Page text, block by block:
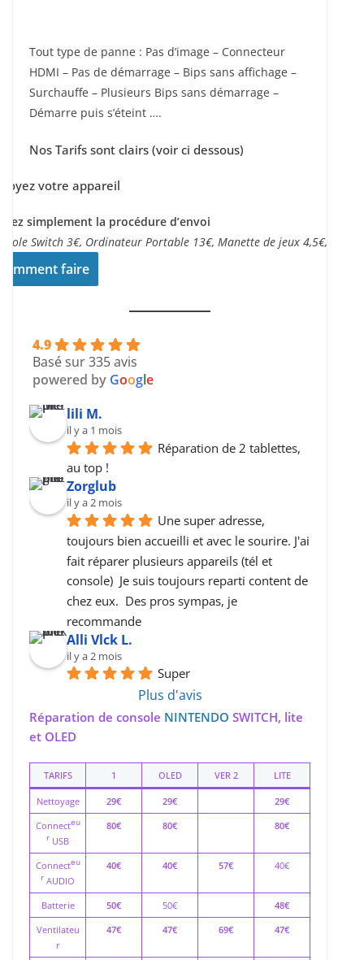
Tout type de panne : Pas d’image – Connecteur
HDMI – Pas de démarrage – Bips sans affichage –
Surchauffe – Plusieurs Bips sans démarrage –
Démarre puis s’éteint ….
Nos Tarifs sont clairs (voir ci dessous)
votre appareil
simplement la procédure d’envoi
Switch 3€, Ordinateur Portable 13€, Manette de jeux 4,5€,..
faire
4.9
Basé sur 335 avis
powered by Google
lili M.
il y a 1 mois
Réparation de 2 tablettes,
au top !
Zorglub
il y a 2 mois
Une super adresse,
toujours bien accueilli et avec le sourire. J'ai
fait réparer plusieurs appareils (tél et
console)  Je suis toujours reparti content de
chez eux.  Des pros sympas, je
recommande
Alli Vlck L.
il y a 2 mois
Super
Plus d'avis
Réparation de console NINTENDO SWITCH, lite
et OLED
TARIFS 1 OLED VER 2 LITE
Nettoyage 29€ 29€
29€
Connecteu
r USB
80€ 80€ 80€
Connecteu
r AUDIO
40€ 40€ 57€ 40€
Batterie 50€ 50€
48€
Ventilateu
r
47€ 47€ 69€ 47€